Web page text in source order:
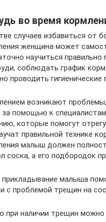
во время
случаев избавиться от
женщина может
научиться правильно
соблюдать график
проводить гигиенические
возникают
за помощью к
которые помогут
правильной технике
малыш должен
соска, а его подбородок
прикладывание малыша
с проблемой трещин на
при наличии трещин можно